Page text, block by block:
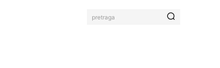
pretraga